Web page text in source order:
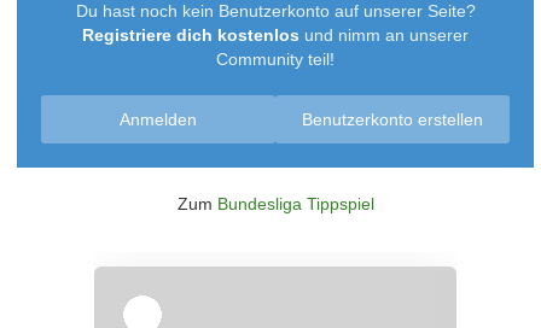
Du hast noch kein Benutzerkonto auf unserer Seite?
Registriere dich kostenlos und nimm an unserer
Community teil!
Benutzerkonto erstellen
Anmelden
Zum Bundesliga Tippspiel